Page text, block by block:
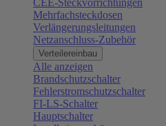
CEE-Steckvorrichtungen
Mehrfachsteckdosen
Verlängerungsleitungen
Netzanschluss-Zubehör
Verteilereinbau
Alle anzeigen
Brandschutzschalter
Fehlerstromschutzschalter
FI-LS-Schalter
Hauptschalter